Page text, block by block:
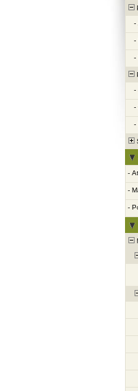
-
-
-
-
-
-
-
-
-